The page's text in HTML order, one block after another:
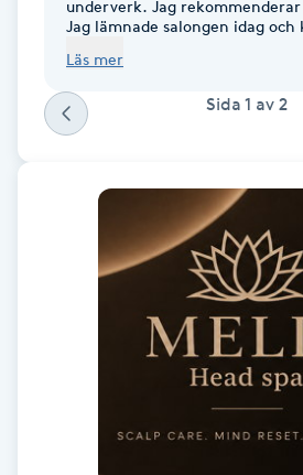
Fotsvamp
Fransborttagning
Fransfärgning
Fransförlängning
Fransförlängning Megavolym
underverk. Jag
Jag lämnade salongen idag och
Läs mer
Sida 1 av 2